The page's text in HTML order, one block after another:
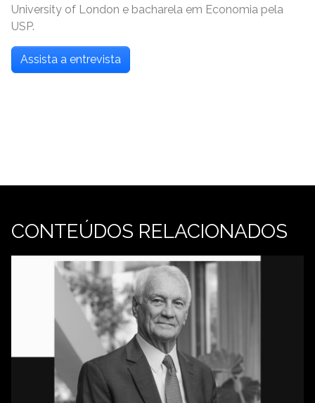
University of London e bacharela em Economia pela
USP.
Assista a entrevista
CONTEÚDOS RELACIONADOS